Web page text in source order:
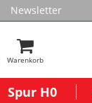
Newsletter
Warenkorb
Spur H0